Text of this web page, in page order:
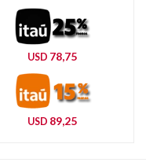
USD 78,75
USD 89,25